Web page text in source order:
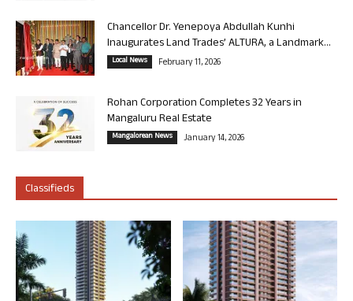
Chancellor Dr. Yenepoya Abdullah Kunhi
Inaugurates Land Trades’ ALTURA, a Landmark...
Local News February 11, 2026
Rohan Corporation Completes 32 Years in
Mangaluru Real Estate
Mangalorean News January 14, 2026
Classifieds